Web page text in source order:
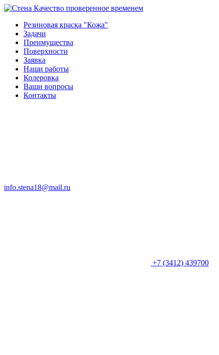
Качество проверенное временем
Резиновая краска "Кожа"
Задачи
Преимущества
Поверхности
Заявка
Наши работы
Колеровка
Ваши вопросы
Контакты
info.stena18@mail.ru
+7 (3412) 439700